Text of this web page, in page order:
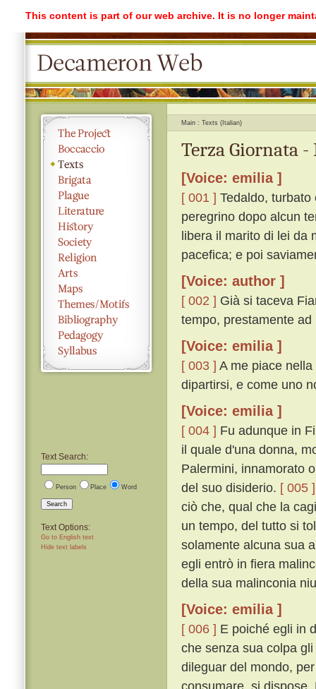
This content is part of our web archive. It is no longer
Text Search:
Person Place Word
Search
Text Options:
Go to English text
Hide text labels
Main Texts (Italian)
Terza Giornata
[Voice: emilia ]
[ 001 ] Tedaldo,
peregrino dopo alcun
libera il marito di lei da
pacefica; e poi
[Voice: author ]
[ 002 ] Già si taceva
tempo, prestamente
[Voice: emilia ]
[ 003 ] A me piace
dipartirsi, e come uno
[Voice: emilia ]
[ 004 ] Fu adunque in
il quale d'una donna,
Palermini, innamorato
del suo disiderio. [ 005 ]
ciò che, qual che la
un tempo, del tutto si
solamente alcuna sua
egli entrò in fiera
della sua malinconia
[Voice: emilia ]
[ 006 ] E poiché egli in
che senza sua colpa
dileguar del mondo,
consumare, si